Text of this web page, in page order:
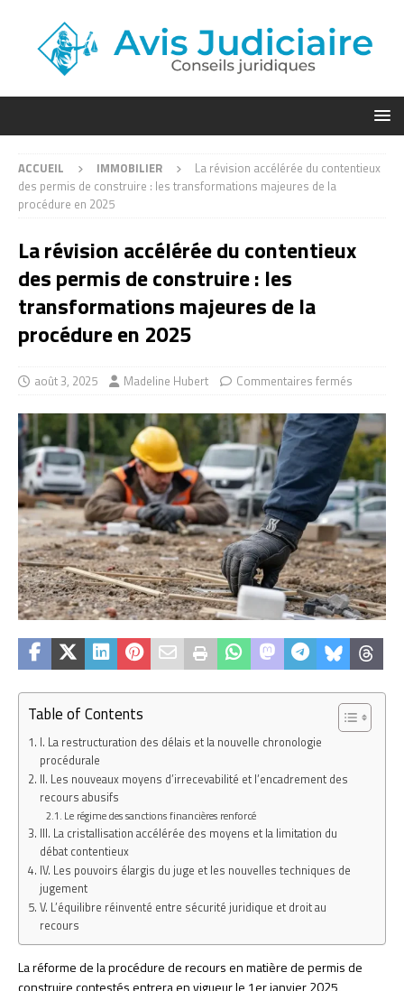
ACCUEIL IMMOBILIER
La révision accélérée du contentieux
des permis de construire : les transformations majeures de la
procédure en 2025
La révision accélérée du contentieux
des permis de construire : les
transformations majeures de la
procédure en 2025
août 3, 2025 Madeline Hubert Commentaires fermés
Table of Contents
I. La restructuration des délais et la nouvelle chronologie
procédurale
II. Les nouveaux moyens d’irrecevabilité et l’encadrement des
recours abusifs
Le régime des sanctions financières renforcé
III. La cristallisation accélérée des moyens et la limitation du
débat contentieux
IV. Les pouvoirs élargis du juge et les nouvelles techniques de
jugement
V. L’équilibre réinventé entre sécurité juridique et droit au
recours
La réforme de la procédure de recours en matière de permis de